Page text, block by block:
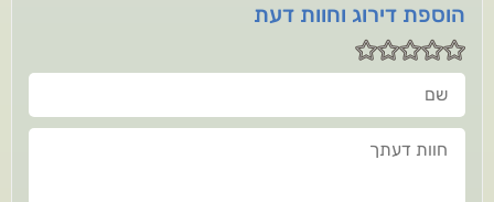
הוספת דירוג וחוות דעת
שם
חוות דעתך